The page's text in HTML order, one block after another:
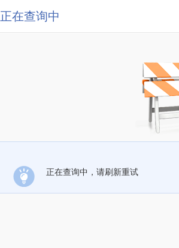
正在查询中
正在查询中，请刷新重试